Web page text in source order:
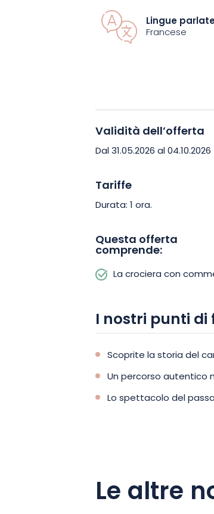
esotica da vivere
Prenotate subito il
Lingue
Francese
Validità dell’offerta
Dal 31.05.2026 al 04.10.2026
Tariffe
Durata: 1 ora.
Questa offerta
comprende:
La crociera con
I nostri punti di
Scoprite la storia del
Un percorso autentico
Lo spettacolo del
Le altre